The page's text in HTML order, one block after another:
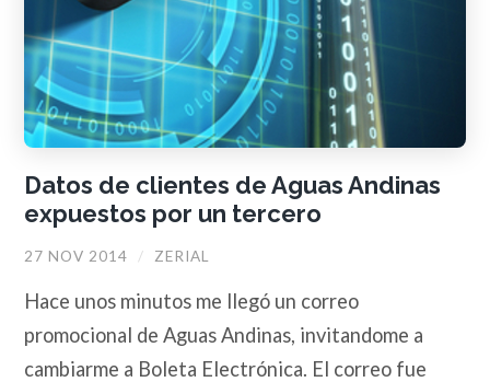
Datos de clientes de Aguas Andinas
expuestos por un tercero
27 NOV 2014 / ZERIAL
Hace unos minutos me llegó un correo
promocional de Aguas Andinas, invitandome a
cambiarme a Boleta Electrónica. El correo fue